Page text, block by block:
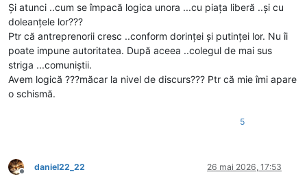
Și atunci ..cum se împacă logica unora ...cu piața liberă ..și cu
doleanțele lor???
Ptr că antreprenorii cresc ..conform dorinței și putinței lor. Nu îi
poate impune autoritatea. După aceea ..colegul de mai sus
striga ...comuniștii.
Avem logică ???măcar la nivel de discurs??? Ptr că mie îmi apare
o schismă.
5
Deconectat
daniel22_22 26 mai 2026, 17:53